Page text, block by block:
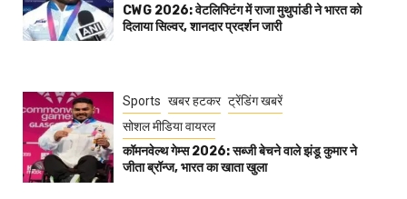
CWG 2026: वेटलिफ्टिंग में राजा मुथुपांडी ने भारत को
दिलाया सिल्वर, शानदार प्रदर्शन जारी
Sports खबर हटकर ट्रेंडिंग खबरें
सोशल मीडिया वायरल
कॉमनवेल्थ गेम्स 2026: सब्जी बेचने वाले झंडू कुमार ने
जीता ब्रॉन्ज, भारत का खाता खुला